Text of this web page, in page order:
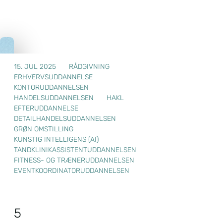
15. JUL 2025
RÅDGIVNING
ERHVERVSUDDANNELSE
KONTORUDDANNELSEN
HANDELSUDDANNELSEN
HAKL
EFTERUDDANNELSE
DETAILHANDELSUDDANNELSEN
GRØN OMSTILLING
KUNSTIG INTELLIGENS (AI)
TANDKLINIKASSISTENTUDDANNELSEN
FITNESS- OG TRÆNERUDDANNELSEN
EVENTKOORDINATORUDDANNELSEN
5